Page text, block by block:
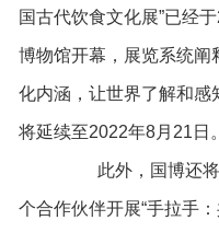
国古代饮食文化展”已经
博物馆开幕，展览系统阐
化内涵，让世界了解和
将延续至2022年8月21日。
此外，国博还将
个合作伙伴开展“手拉手